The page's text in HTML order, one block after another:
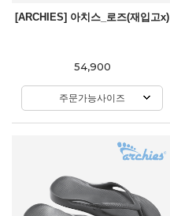
[ARCHIES] 아치스_로즈(재입고x)
54,900
주문가능사이즈